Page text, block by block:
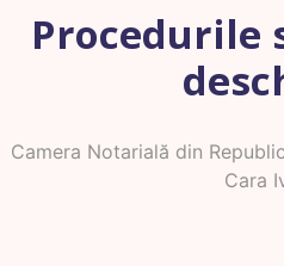
Procedurile
Camera Notarială din
Cara